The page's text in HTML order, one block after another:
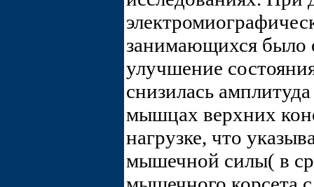
занимающихся было
улучшение
снизилась
мышцах верхних
нагрузке, что
мышечной силы( в